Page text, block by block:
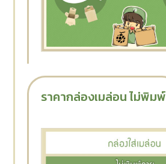
ราคากล่องเมล่อน ไม่พิมพ์